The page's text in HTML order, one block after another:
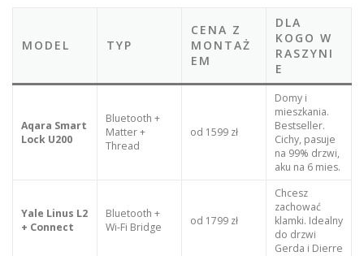
MODEL TYP
CENA Z
MONTAŻ
EM
DLA
KOGO W
RASZYNI
E
Aqara Smart
Lock U200
Bluetooth +
Matter +
Thread
od 1599 zł
Domy i
mieszkania.
Bestseller.
Cichy, pasuje
na 99% drzwi,
aku na 6 mies.
Yale Linus L2
+ Connect
Bluetooth +
Wi-Fi Bridge
od 1799 zł
Chcesz
zachować
klamki. Idealny
do drzwi
Gerda i Dierre